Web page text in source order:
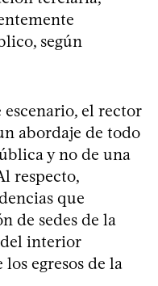
según
el rector
abordaje de todo
y no de una
respecto,
que
de sedes de la
interior
egresos de la